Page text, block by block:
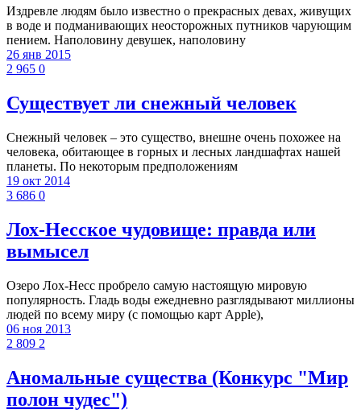
Издревле людям было известно о прекрасных девах, живущих
в воде и подманивающих неосторожных путников чарующим
пением. Наполовину девушек, наполовину
26 янв 2015
2 965 0
Существует ли снежный человек
Снежный человек – это существо, внешне очень похожее на
человека, обитающее в горных и лесных ландшафтах нашей
планеты. По некоторым предположениям
19 окт 2014
3 686 0
Лох-Несское чудовище: правда или
вымысел
Озеро Лох-Несс пробрело самую настоящую мировую
популярность. Гладь воды ежедневно разглядывают миллионы
людей по всему миру (с помощью карт Apple),
06 ноя 2013
2 809 2
Аномальные существа (Конкурс "Мир
полон чудес")